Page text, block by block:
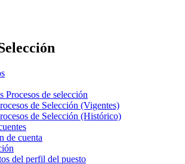
Procesos de selección
de Selección (Vigentes)
de Selección (Histórico)
de cuenta
del perfil del puesto